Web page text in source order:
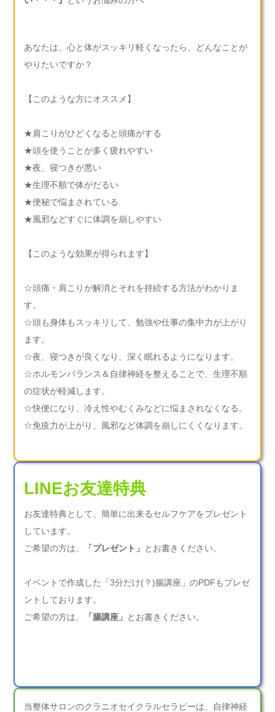
あなたは、心と体がスッキリ軽くなったら、どんなことが
やりたいですか？
【このような方にオススメ】
★肩こりがひどくなると頭痛がする
★頭を使うことが多く疲れやすい
★夜、寝つきが悪い
★生理不順で体がだるい
★便秘で悩まされている
★風邪などすぐに体調を崩しやすい
【このような効果が得られます】
☆頭痛・肩こりが解消とそれを持続する方法がわかりま
す。
☆頭も身体もスッキリして、勉強や仕事の集中力が上がり
ます。
☆夜、寝つきが良くなり、深く眠れるようになります。
☆ホルモンバランス＆自律神経を整えることで、生理不順
の症状が軽減します。
☆快便になり、冷え性やむくみなどに悩まされなくなる。
☆免疫力が上がり、風邪など体調を崩しにくくなります。
LINEお友達特典
お友達特典として、簡単に出来るセルフケアをプレゼント
しています。
ご希望の方は、
「プレゼント」 とお書きください。
イベントで作成した「3分だけ(？)腸講座」のPDFもプレゼ
ントしております。
ご希望の方は、
「腸講座」 とお書きください。
当整体サロンのクラニオセイクラルセラピーは、自律神経